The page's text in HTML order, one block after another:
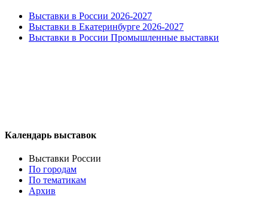
Выставки в России 2026-2027
Выставки в Екатеринбурге 2026-2027
Выставки в России Промышленные выставки
Календарь выставок
Выставки России
По городам
По тематикам
Архив